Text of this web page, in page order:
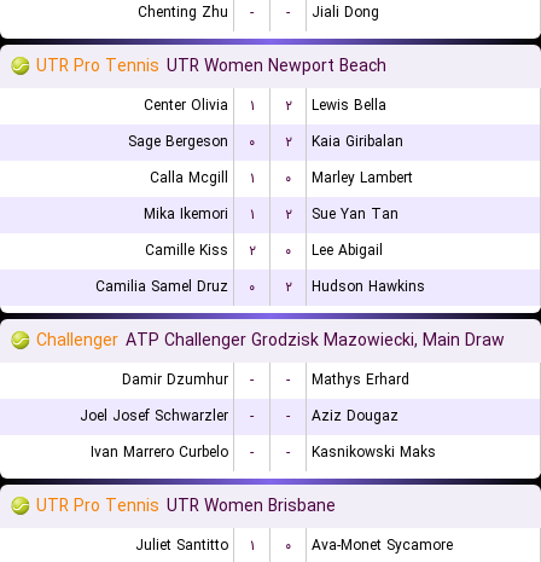
Chenting Zhu
- - Jiali Dong
UTR Pro Tennis UTR Women Newport Beach
Center Olivia ۱ ۲
Lewis Bella
Sage Bergeson
۰ ۲
Kaia Giribalan
Calla Mcgill
۱ ۰
Marley Lambert
Mika Ikemori
۱ ۲
Sue Yan Tan
Camille Kiss
۲ ۰
Lee Abigail
Camilia Samel Druz
۰ ۲ Hudson Hawkins
Challenger ATP Challenger Grodzisk Mazowiecki, Main Draw
Damir Dzumhur - -
Mathys Erhard
Joel Josef Schwarzler
- -
Aziz Dougaz
Ivan Marrero Curbelo
- - Kasnikowski Maks
UTR Pro Tennis UTR Women Brisbane
Juliet Santitto ۱ ۰
Ava-Monet Sycamore